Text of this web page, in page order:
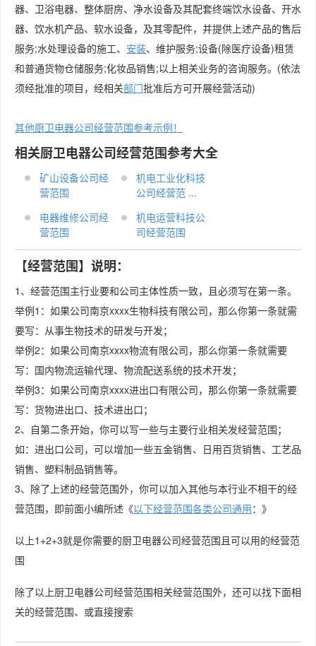
器、卫浴电器、整体厨房、净水设备及其配套终端饮水设备、开水
器、饮水机产品、软水设备，及其零配件，并提供上述产品的售后
服务;水处理设备的施工、 安装、维护服务;设备(除医疗设备)租赁
和普通货物仓储服务;化妆品销售;以上相关业务的咨询服务。(依法
须经批准的项目，经相关部门批准后方可开展经营活动)
其他厨卫电器公司经营范围参考示例！
相关厨卫电器公司经营范围参考大全
矿山设备公司经
营范围
机电工业化科技
公司经营范 ...
电器维修公司经
营范围
机电运营科技公
司经营范围
【经营范围】说明：
1、经营范围主行业要和公司主体性质一致，且必须写在第一条。
举例1：如果公司南京xxxx生物科技有限公司，那么你第一条就需
要写：从事生物技术的研发与开发；
举例2：如果公司南京xxxx物流有限公司，那么你第一条就需要
写：国内物流运输代理、物流配送系统的技术开发；
举例3：如果公司南京xxxx进出口有限公司，那么你第一条就需要
写：货物进出口、技术进出口；
2、自第二条开始，你可以写一些与主要行业相关发经营范围；
如：进出口公司，可以增加一些五金销售、日用百货销售、工艺品
销售、塑料制品销售等。
3、除了上述的经营范围外，你可以加入其他与本行业不相干的经
营范围，即前面小编所述《以下经营范围各类公司通用：》
以上1+2+3就是你需要的厨卫电器公司经营范围且可以用的经营范
围
除了以上厨卫电器公司经营范围相关经营范围外，还可以找下面相
关的经营范围、或直接搜索